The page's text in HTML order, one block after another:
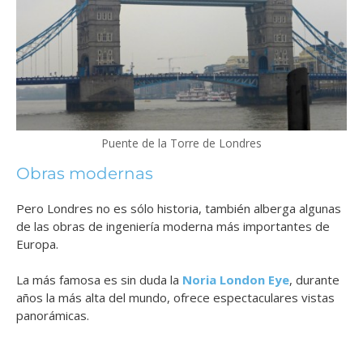
Puente de la Torre de Londres
Obras modernas
Pero Londres no es sólo historia, también alberga algunas
de las obras de ingeniería moderna más importantes de
Europa.
La más famosa es sin duda la Noria London Eye, durante
años la más alta del mundo, ofrece espectaculares vistas
panorámicas.